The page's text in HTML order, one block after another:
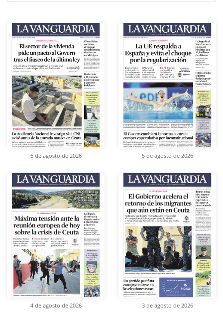
6 de agosto de 2026 5 de agosto de 2026
4 de agosto de 2026 3 de agosto de 2026